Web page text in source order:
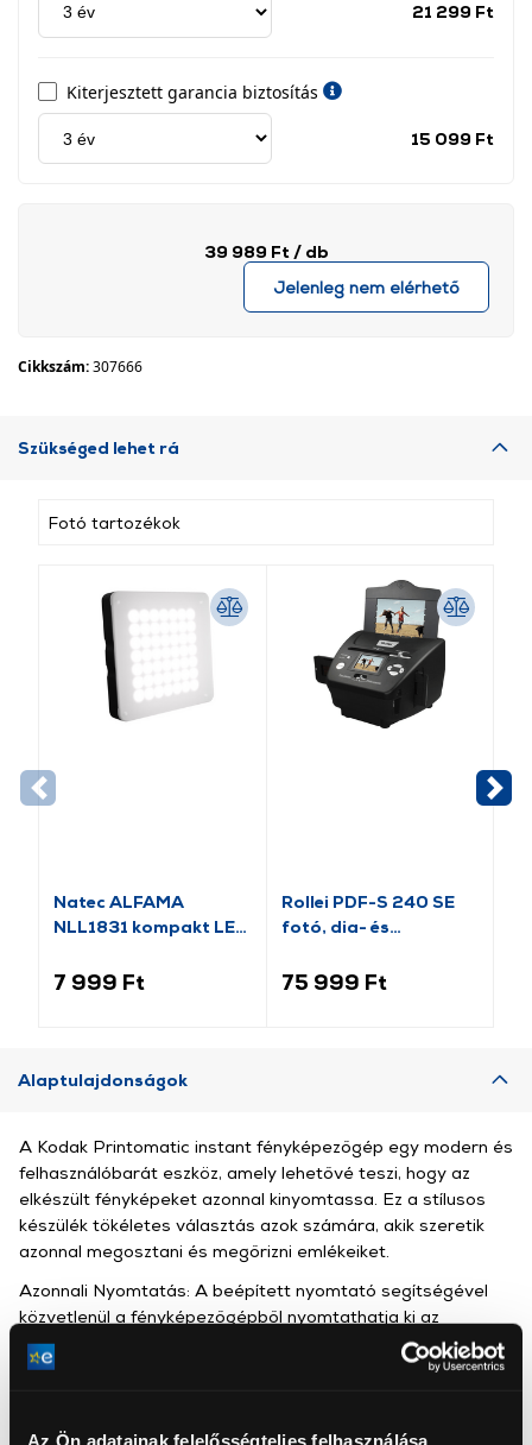
Az Ön adatainak felelősségteljes felhasználása
21 299 Ft
Kiterjesztett garancia biztosítás
15 099 Ft
39 989 Ft / db
Jelenleg nem elérhető
Cikkszám:307666
Szükséged lehet rá
Fotó tartozékok
Natec ALFAMA
NLL1831 kompakt LED
7 999 Ft
Rollei PDF-S 240 SE
fotó, dia- és
75 999 Ft
Alaptulajdonságok
A Kodak Printomatic instant fényképezőgép egy modern és
felhasználóbarát eszköz, amely lehetővé teszi, hogy az
elkészült fényképeket azonnal kinyomtassa. Ez a stílusos
készülék tökéletes választás azok számára, akik szeretik
azonnal megosztani és megőrizni emlékeiket.
Azonnali Nyomtatás: A beépített nyomtató segítségével
közvetlenül a fényképezőgépből nyomtathatja ki az
elkészült képeket. Nincs szükség külön nyomtatóra vagy
számítógépre.
révén bárki könnyedén használhatja, így ideális kezdő és